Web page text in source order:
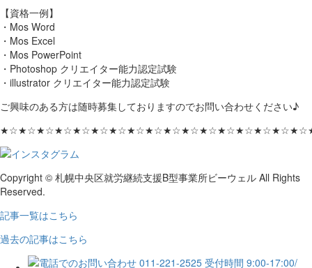
【資格一例】
・Mos Word
・Mos Excel
・Mos PowerPoint
・Photoshop クリエイター能力認定試験
・illustrator クリエイター能力認定試験
ご興味のある方は随時募集しておりますのでお問い合わせください♪
Copyright © 札幌中央区就労継続支援B型事業所ビーウェル All Rights
Reserved.
記事一覧はこちら
過去の記事はこちら